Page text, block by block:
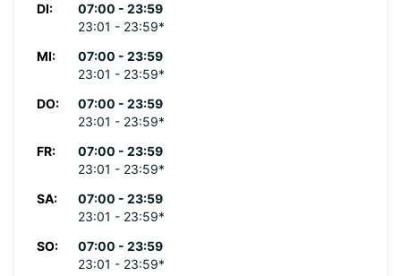
DI:
07:00 - 23:59
23:01 - 23:59*
MI:
07:00 - 23:59
23:01 - 23:59*
DO:
07:00 - 23:59
23:01 - 23:59*
FR:
07:00 - 23:59
23:01 - 23:59*
SA:
07:00 - 23:59
23:01 - 23:59*
SO:
07:00 - 23:59
23:01 - 23:59*